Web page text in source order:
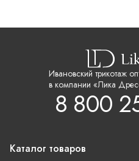
Ивановский трикотаж
в компании «Лика
8 800
Каталог товаров